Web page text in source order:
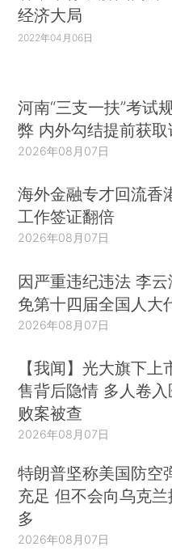
经济大局
2022年04月06日
河南“三支一扶”考试
弊 内外勾结提前获取
2026年08月07日
海外金融专才回流香
工作签证翻倍
2026年08月07日
因严重违纪违法 李
免第十四届全国人大
2026年08月07日
【我闻】光大旗下上
售背后隐情 多人卷
败案被查
2026年08月07日
特朗普坚称美国防空
充足 但不会向乌克兰
多
2026年08月07日